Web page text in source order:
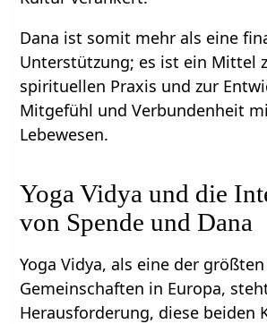
Dana ist somit mehr als eine
Unterstützung; es ist ein Mittel
spirituellen Praxis und zur
Mitgefühl und Verbundenheit
Lebewesen.
Yoga Vidya und die
von Spende und Dana
Yoga Vidya, als eine der
Gemeinschaften in Europa,
Herausforderung, diese beiden